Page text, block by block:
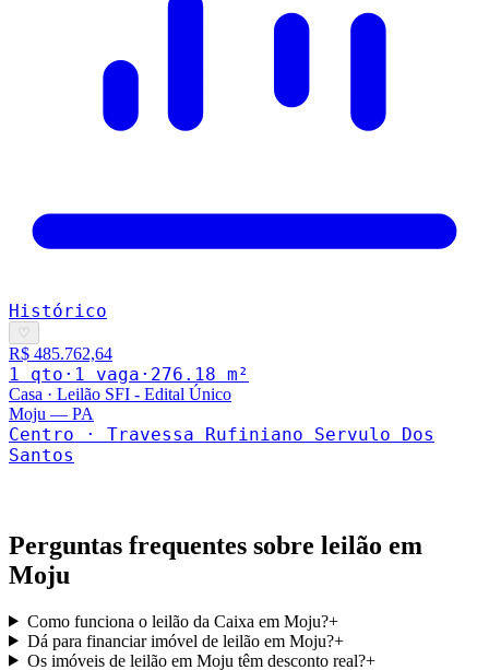
Histórico
♡
R$ 485.762,64
1 qto · 1 vaga · 276.18 m²
Casa · Leilão SFI - Edital Único
Moju — PA
Centro · Travessa Rufiniano Servulo Dos
Santos
Perguntas frequentes sobre leilão em
Moju
Como funciona o leilão da Caixa em Moju?+
Dá para financiar imóvel de leilão em Moju?+
Os imóveis de leilão em Moju têm desconto real?+